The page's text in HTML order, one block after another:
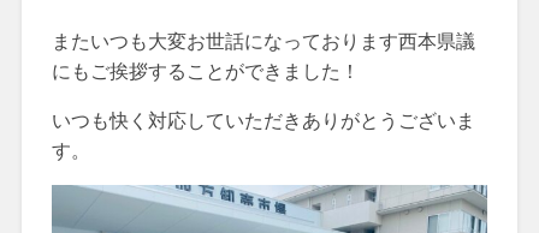
またいつも大変お世話になっております西本県議
にもご挨拶することができました！
いつも快く対応していただきありがとうございま
す。